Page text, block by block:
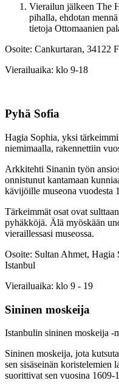
Vierailun jälkeen The
pihalla, ehdotan
tietoja Ottomaanien
Osoite: Cankurtaran, 34122
Vierailuaika: klo 9-18
Pyhä Sofia
Hagia Sophia, yksi
niemimaalla, rakennettiin
Arkkitehti Sinanin työn
onnistunut kantamaan
kävijöille museona vuodesta
Tärkeimmät osat ovat
pyhäkköjä. Älä myöskään
vieraillessasi museossa.
Osoite: Sultan Ahmet, Hagia
Istanbul
Vierailuaika: klo 9 - 19
Sininen moskeija
Istanbulin sininen moskeija -
Sininen moskeija, jota
sen sisäseinän koristelemien
suorittivat sen vuosina 1609-